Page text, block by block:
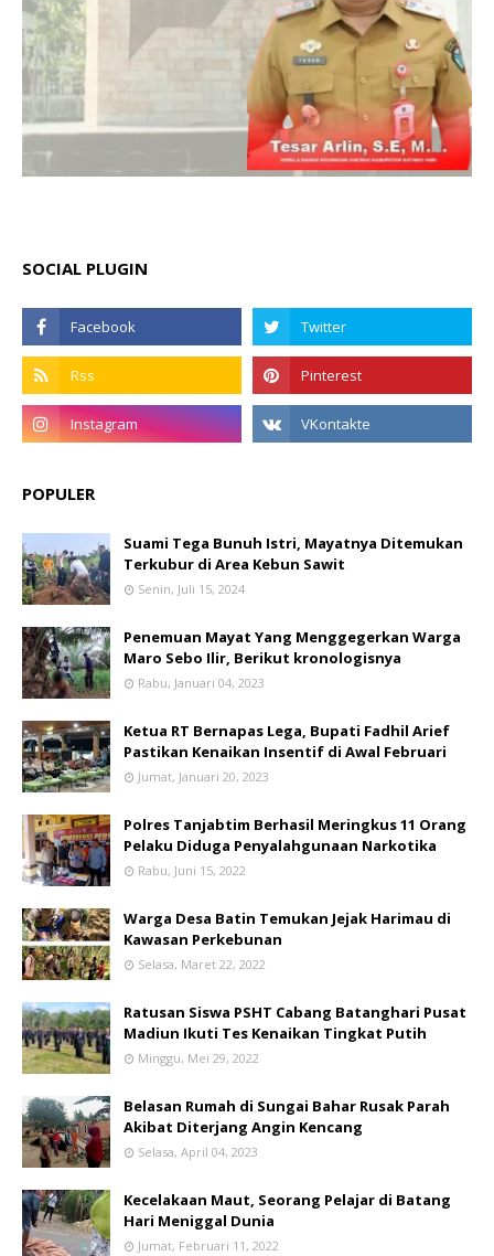
SOCIAL PLUGIN
POPULER
Suami Tega Bunuh Istri, Mayatnya Ditemukan
Terkubur di Area Kebun Sawit
Senin, Juli 15, 2024
Penemuan Mayat Yang Menggegerkan Warga
Maro Sebo Ilir, Berikut kronologisnya
Rabu, Januari 04, 2023
Ketua RT Bernapas Lega, Bupati Fadhil Arief
Pastikan Kenaikan Insentif di Awal Februari
Jumat, Januari 20, 2023
Polres Tanjabtim Berhasil Meringkus 11 Orang
Pelaku Diduga Penyalahgunaan Narkotika
Rabu, Juni 15, 2022
Warga Desa Batin Temukan Jejak Harimau di
Kawasan Perkebunan
Selasa, Maret 22, 2022
Ratusan Siswa PSHT Cabang Batanghari Pusat
Madiun Ikuti Tes Kenaikan Tingkat Putih
Minggu, Mei 29, 2022
Belasan Rumah di Sungai Bahar Rusak Parah
Akibat Diterjang Angin Kencang
Selasa, April 04, 2023
Kecelakaan Maut, Seorang Pelajar di Batang
Hari Meniggal Dunia
Jumat, Februari 11, 2022